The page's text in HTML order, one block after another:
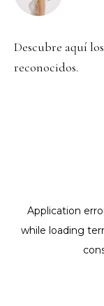
Descubre aquí
reconocidos.